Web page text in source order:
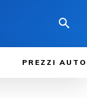
PREZZI AUTO